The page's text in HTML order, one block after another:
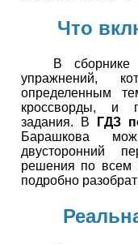
Что
В сборнике
упражнений,
определенным
кроссворды, и
задания. В
ГДЗ
Барашкова
двусторонний
решения по всем
подробно